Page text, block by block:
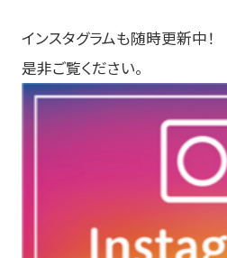
お問い合わせ
企業情報
企業概要・アクセス
インスタグラムも随時更新中！
是非ご覧ください。